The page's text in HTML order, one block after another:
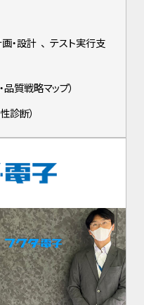
・設計 、 テスト実行支
品質戦略マップ）
診断）